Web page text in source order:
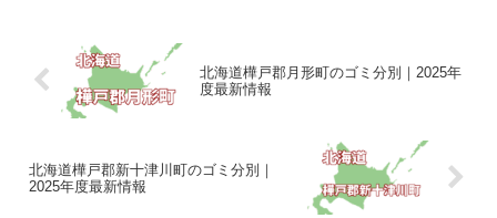
北海道樺戸郡月形町のゴミ分別｜2025年
度最新情報
北海道樺戸郡新十津川町のゴミ分別｜
2025年度最新情報